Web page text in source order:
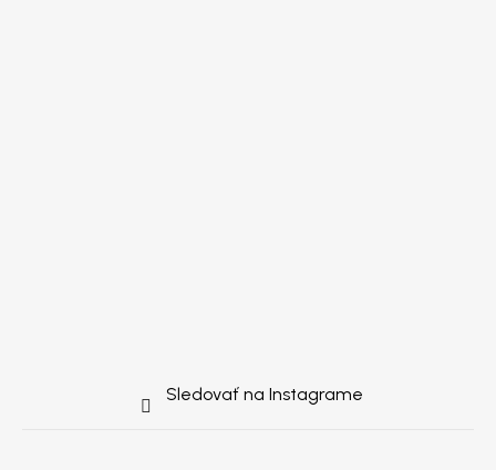
Sledovať na Instagrame